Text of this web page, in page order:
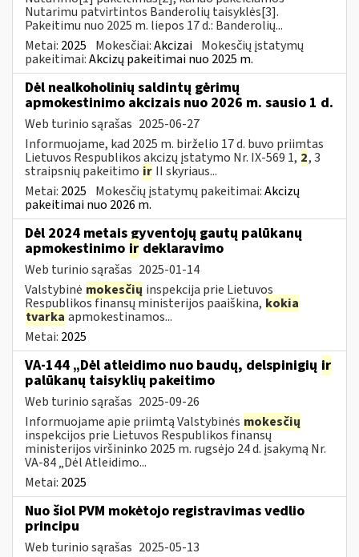
Nutarimu patvirtintos Banderolių taisyklės[3].
Pakeitimu nuo 2025 m. liepos 17 d.: Banderolių...
Metai: 2025 Mokesčiai:Akcizai Mokesčių įstatymų
pakeitimai:Akcizų pakeitimai nuo 2025 m.
Dėl nealkoholinių saldintų gėrimų
apmokestinimo akcizais nuo 2026 m. sausio 1 d.
Web turinio sąrašas 2025-06-27
Informuojame, kad 2025 m. birželio 17 d. buvo priimtas
Lietuvos Respublikos akcizų įstatymo Nr. IX-569 1, 2, 3
straipsnių pakeitimo ir II skyriaus...
Metai: 2025 Mokesčių įstatymų pakeitimai:Akcizų
pakeitimai nuo 2026 m.
Dėl 2024 metais gyventojų gautų palūkanų
apmokestinimo ir deklaravimo
Web turinio sąrašas 2025-01-14
Valstybinė mokesčių inspekcija prie Lietuvos
Respublikos finansų ministerijos paaiškina, kokia
tvarka apmokestinamos...
Metai: 2025
VA-144 „Dėl atleidimo nuo baudų, delspinigių ir
palūkanų taisyklių pakeitimo
Web turinio sąrašas 2025-09-26
Informuojame apie priimtą Valstybinės mokesčių
inspekcijos prie Lietuvos Respublikos finansų
ministerijos viršininko 2025 m. rugsėjo 24 d. įsakymą Nr.
VA-84 „Dėl Atleidimo...
Metai: 2025
Nuo šiol PVM mokėtojo registravimas vedlio
principu
Web turinio sąrašas 2025-05-13